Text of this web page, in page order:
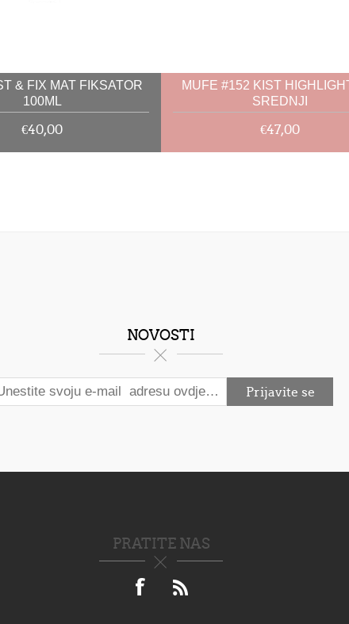
& FIX MAT FIKSATOR
100ML
€40,00
MUFE #152 KIST
SREDNJI
€47,00
NOVOSTI
PRATITE NAS